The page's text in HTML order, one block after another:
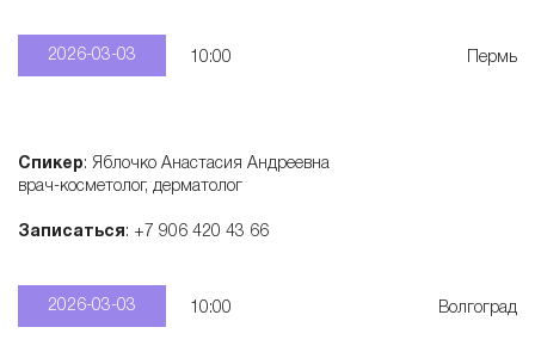
2026-03-03 10:00 Пермь
Спикер: Яблочко Анастасия Андреевна
врач-косметолог, дерматолог
Записаться: +7 906 420 43 66
2026-03-03 10:00 Волгоград